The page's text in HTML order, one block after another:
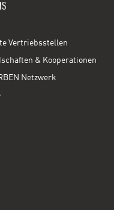
Vertriebsstellen
& Kooperationen
Netzwerk